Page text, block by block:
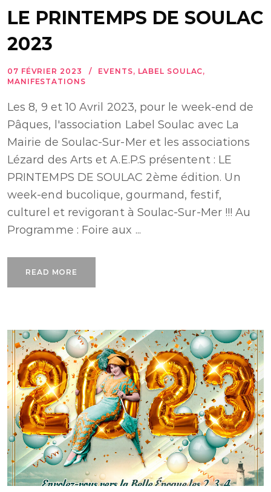
LE PRINTEMPS DE SOULAC
2023
07 FÉVRIER 2023 EVENTS, LABEL SOULAC,
MANIFESTATIONS
Les 8, 9 et 10 Avril 2023, pour le week-end de
Pâques, l'association Label Soulac avec La
Mairie de Soulac-Sur-Mer et les associations
Lézard des Arts et A.E.P.S présentent : LE
PRINTEMPS DE SOULAC 2ème édition. Un
week-end bucolique, gourmand, festif,
culturel et revigorant à Soulac-Sur-Mer !!! Au
Programme : Foire aux ...
READ MORE